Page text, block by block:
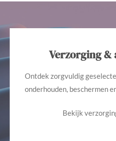
Verzorging &
Ontdek zorgvuldig
onderhouden, beschermen
Bekijk